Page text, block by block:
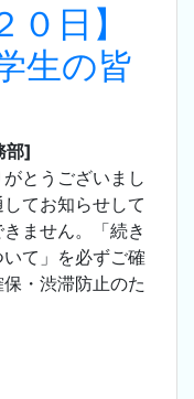
日】
生の皆
部]
とうございまし
てお知らせして
ません。「続き
て」を必ずご確
・渋滞防止のた